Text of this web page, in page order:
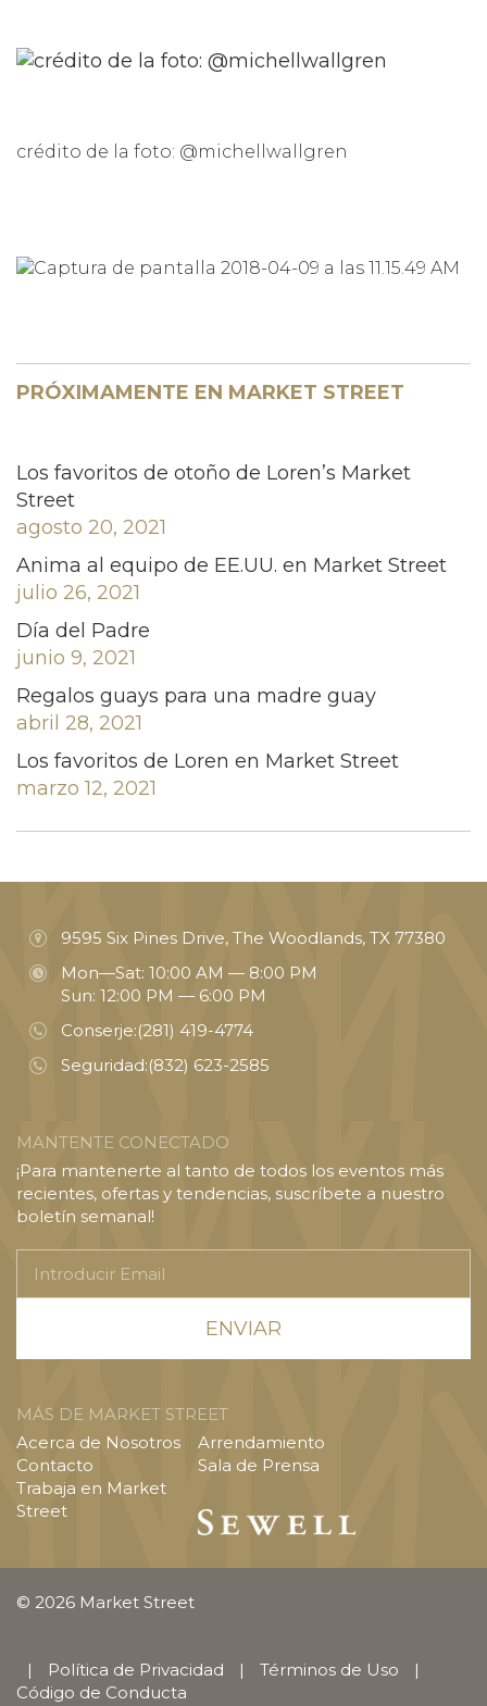
crédito de la foto: @michellwallgren
PRÓXIMAMENTE EN MARKET STREET
Los favoritos de otoño de Loren’s Market
Street
agosto 20, 2021
Anima al equipo de EE.UU. en Market Street
julio 26, 2021
Día del Padre
junio 9, 2021
Regalos guays para una madre guay
abril 28, 2021
Los favoritos de Loren en Market Street
marzo 12, 2021
9595 Six Pines Drive, The Woodlands, TX 77380
Mon—Sat: 10:00 AM — 8:00 PM
Sun: 12:00 PM — 6:00 PM
Conserje:(281) 419-4774
Seguridad:(832) 623-2585
MANTENTE CONECTADO
¡Para mantenerte al tanto de todos los eventos más
recientes, ofertas y tendencias, suscríbete a nuestro
boletín semanal!
Email
MÁS DE MARKET STREET
Acerca de Nosotros
Contacto
Trabaja en Market
Street
Arrendamiento
Sala de Prensa
© 2026 Market Street
| Política de Privacidad | Términos de Uso
|
Código de Conducta